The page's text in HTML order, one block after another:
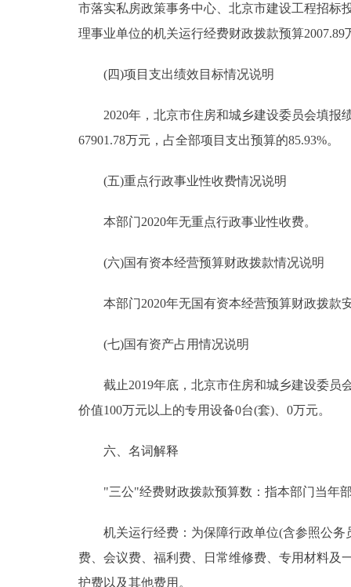
市落实私房政策事务中心、北京市建设工程招标
理事业单位的机关运行经费财政拨款预算2007.89
(四)项目支出绩效目标情况说明
2020年，北京市住房和城乡建设委员会填报绩
67901.78万元，占全部项目支出预算的85.93%。
(五)重点行政事业性收费情况说明
本部门2020年无重点行政事业性收费。
(六)国有资本经营预算财政拨款情况说明
本部门2020年无国有资本经营预算财政拨款
(七)国有资产占用情况说明
截止2019年底，北京市住房和城乡建设委员会
价值100万元以上的专用设备0台(套)、0万元。
六、名词解释
"三公"经费财政拨款预算数：指本部门当年部
机关运行经费：为保障行政单位(含参照公务
费、会议费、福利费、日常维修费、专用材料及
护费以及其他费用。